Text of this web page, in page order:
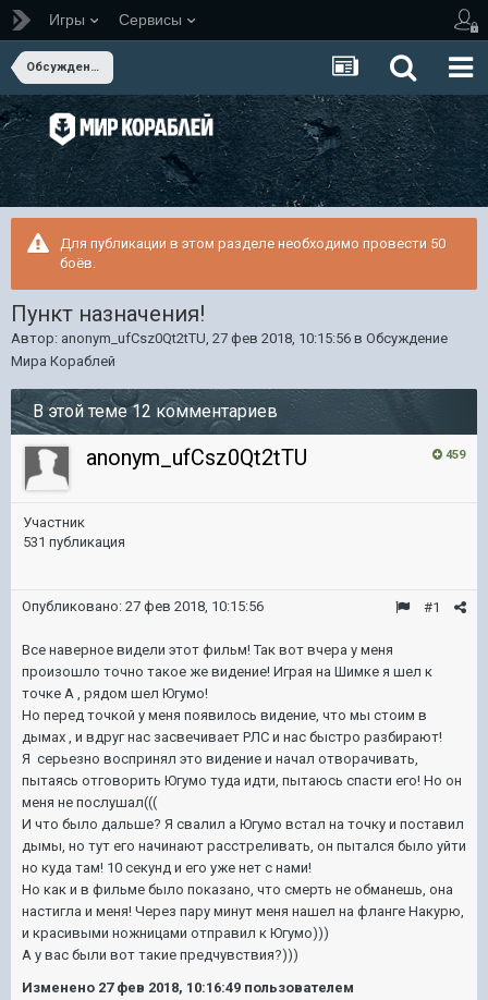
Игры Сервисы
Обсуждение Мира Кораблей
Для публикации в этом разделе необходимо провести 50
боёв.
Пункт назначения!
Автор: anonym_ufCsz0Qt2tTU, 27 фев 2018, 10:15:56 в Обсуждение
Мира Кораблей
В этой теме 12 комментариев
459
anonym_ufCsz0Qt2tTU
Участник
531 публикация
#1
Опубликовано: 27 фев 2018, 10:15:56
Все наверное видели этот фильм! Так вот вчера у меня
произошло точно такое же видение! Играя на Шимке я шел к
точке А , рядом шел Югумо!
Но перед точкой у меня появилось видение, что мы стоим в
дымах , и вдруг нас засвечивает РЛС и нас быстро разбирают!
Я серьезно воспринял это видение и начал отворачивать,
пытаясь отговорить Югумо туда идти, пытаюсь спасти его! Но он
меня не послушал(((
И что было дальше? Я свалил а Югумо встал на точку и поставил
дымы, но тут его начинают расстреливать, он пытался было уйти
но куда там! 10 секунд и его уже нет с нами!
Но как и в фильме было показано, что смерть не обманешь, она
настигла и меня! Через пару минут меня нашел на фланге Накурю,
и красивыми ножницами отправил к Югумо)))
А у вас были вот такие предчувствия?)))
Изменено 27 фев 2018, 10:16:49 пользователем